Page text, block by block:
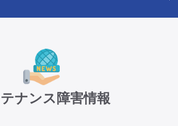
ナンス障害情報